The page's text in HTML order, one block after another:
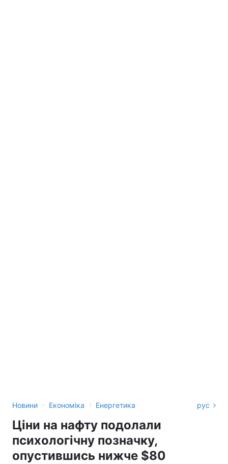
Новини › Економіка › Енергетика рус
Ціни на нафту подолали
психологічну позначку,
опустившись нижче $80